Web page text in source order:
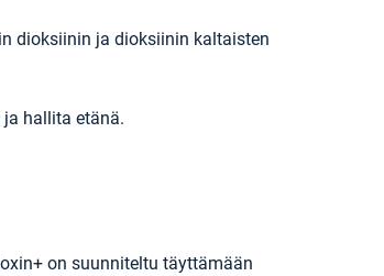
dioksiinin ja dioksiinin kaltaisten
hallita etänä.
on suunniteltu täyttämään